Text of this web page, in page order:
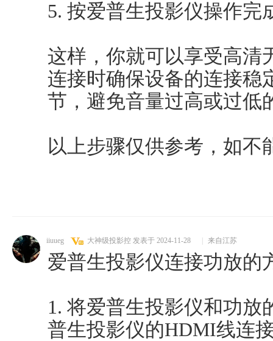
5. 按爱普生投影仪操作完
这样，你就可以享受高清
连接时确保设备的连接稳
节，避免音量过高或过低
以上步骤仅供参考，如不
iiuueg 大神级投影控 发表于 2024-11-28 来自江苏
爱普生投影仪连接功放的
1. 将爱普生投影仪和功放
普生投影仪的HDMI线连